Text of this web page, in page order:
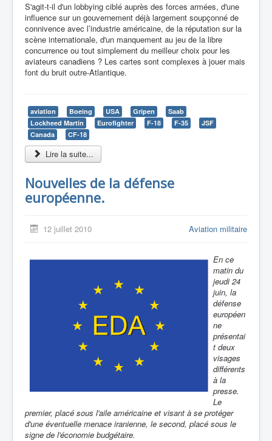
S'agit-t-il d'un lobbying ciblé auprès des forces armées, d'une
influence sur un gouvernement déjà largement soupçonné de
connivence avec l’industrie américaine, de la réputation sur la
scène internationale, d'un manquement au jeu de la libre
concurrence ou tout simplement du meilleur choix pour les
aviateurs canadiens ? Les cartes sont complexes à jouer mais
font du bruit outre-Atlantique.
aviation Boeing USA Gripen
Saab
Lockheed Martin
Eurofighter F-18 F-35
JSF
Canada
CF-18
Lire la suite...
Nouvelles de la défense
européenne.
12 juillet 2010 Aviation militaire
En ce
matin du
jeudi 24
juin, la
défense
européen
ne
présentai
t deux
visages
différents
à la
presse.
Le
premier, placé sous l'aile américaine et visant à se protéger
d'une éventuelle menace iranienne, le second, placé sous le
signe de l'économie budgétaire.